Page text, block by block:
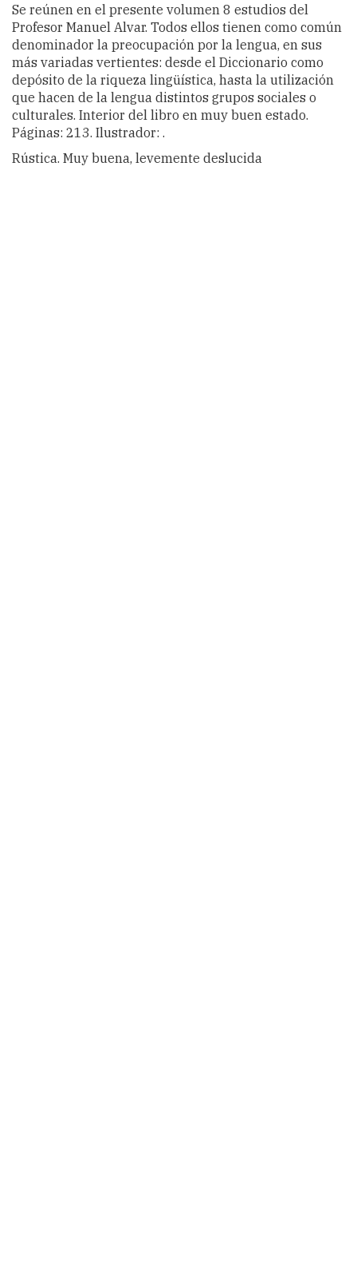
Se reúnen en el presente volumen 8 estudios del
Profesor Manuel Alvar. Todos ellos tienen como común
denominador la preocupación por la lengua, en sus
más variadas vertientes: desde el Diccionario como
depósito de la riqueza lingüística, hasta la utilización
que hacen de la lengua distintos grupos sociales o
culturales. Interior del libro en muy buen estado.
Páginas: 213. Ilustrador: .
Rústica. Muy buena, levemente deslucida